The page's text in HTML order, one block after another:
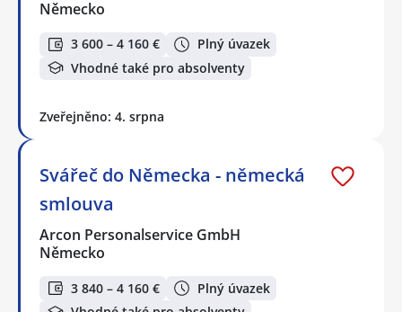
Německo
3 600 – 4 160 €
Plný úvazek
Vhodné také pro absolventy
Zveřejněno: 4. srpna
Svářeč do Německa - německá
smlouva
Arcon Personalservice GmbH
Německo
3 840 – 4 160 €
Plný úvazek